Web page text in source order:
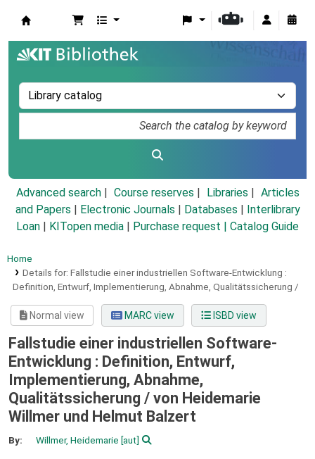
Advanced search Course reserves Libraries
Articles
and Papers
Electronic Journals Databases
Interlibrary
Loan
KITopen media Purchase request | Catalog Guide
Home
Details for: Fallstudie einer industriellen Software-Entwicklung :
Definition, Entwurf, Implementierung, Abnahme, Qualitätssicherung /
Normal view MARC view ISBD view
Fallstudie einer industriellen Software-
Entwicklung : Definition, Entwurf,
Implementierung, Abnahme,
Qualitätssicherung / von Heidemarie
Willmer und Helmut Balzert
By: Willmer, Heidemarie [aut]